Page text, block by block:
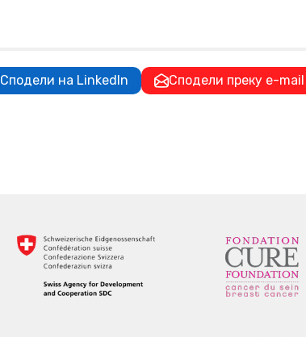
Сподели на LinkedIn Сподели преку e-mail